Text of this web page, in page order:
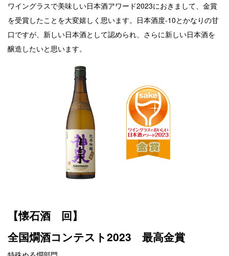
ワイングラスで美味しい日本酒アワード2023におきまして、金賞
を受賞したことを大変嬉しく思います。日本酒度-10とかなりの甘
口ですが、新しい日本酒として認められ、さらに新しい日本酒を
醸造したいと思います。
【懐石酒 回】
全国燗酒コンテスト2023 最高金賞